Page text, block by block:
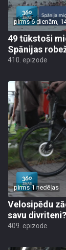
pirms 6 dienām,
49 tūkstoši
Spānijas
410. epizode
pirms 1 nedēļas
Velosipēdu
savu divriteni?
409. epizode